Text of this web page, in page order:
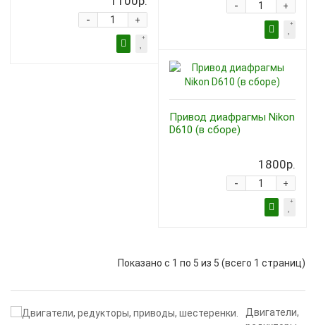
+
-
+
-
Привод диафрагмы Nikon
D610 (в сборе)
1800р.
+
-
Показано с 1 по 5 из 5 (всего 1 страниц)
Двигатели,